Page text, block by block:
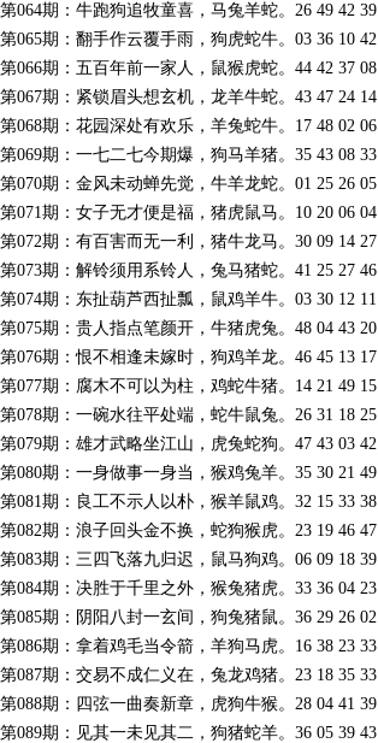
第064期：牛跑狗追牧童喜，马兔羊蛇。26 49 42 39
第065期：翻手作云覆手雨，狗虎蛇牛。03 36 10 42
第066期：五百年前一家人，鼠猴虎蛇。44 42 37 08
第067期：紧锁眉头想玄机，龙羊牛蛇。43 47 24 14
第068期：花园深处有欢乐，羊兔蛇牛。17 48 02 06
第069期：一七二七今期爆，狗马羊猪。35 43 08 33
第070期：金风未动蝉先觉，牛羊龙蛇。01 25 26 05
第071期：女子无才便是福，猪虎鼠马。10 20 06 04
第072期：有百害而无一利，猪牛龙马。30 09 14 27
第073期：解铃须用系铃人，兔马猪蛇。41 25 27 46
第074期：东扯葫芦西扯瓢，鼠鸡羊牛。03 30 12 11
第075期：贵人指点笔颜开，牛猪虎兔。48 04 43 20
第076期：恨不相逢未嫁时，狗鸡羊龙。46 45 13 17
第077期：腐木不可以为柱，鸡蛇牛猪。14 21 49 15
第078期：一碗水往平处端，蛇牛鼠兔。26 31 18 25
第079期：雄才武略坐江山，虎兔蛇狗。47 43 03 42
第080期：一身做事一身当，猴鸡兔羊。35 30 21 49
第081期：良工不示人以朴，猴羊鼠鸡。32 15 33 38
第082期：浪子回头金不换，蛇狗猴虎。23 19 46 47
第083期：三四飞落九归迟，鼠马狗鸡。06 09 18 39
第084期：决胜于千里之外，猴兔猪虎。33 36 04 23
第085期：阴阳八封一玄间，狗兔猪鼠。36 29 26 02
第086期：拿着鸡毛当令箭，羊狗马虎。16 38 23 33
第087期：交易不成仁义在，兔龙鸡猪。23 18 35 33
第088期：四弦一曲奏新章，虎狗牛猴。28 04 41 39
第089期：见其一未见其二，狗猪蛇羊。36 05 39 43